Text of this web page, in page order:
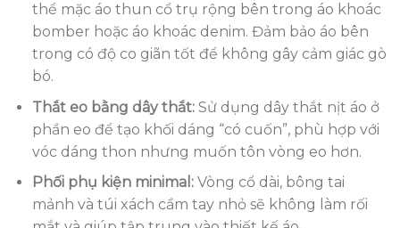
thể mặc áo thun cổ trụ rộng bên trong áo khoác
bomber hoặc áo khoác denim. Đảm bảo áo bên
trong có độ co giãn tốt để không gây cảm giác gò
bó.
Thắt eo bằng dây thắt:Sử dụng dây thắt nịt áo ở
phần eo để tạo khối dáng “có cuốn”, phù hợp với
vóc dáng thon nhưng muốn tôn vòng eo hơn.
Phối phụ kiện minimal:Vòng cổ dài, bông tai
mảnh và túi xách cầm tay nhỏ sẽ không làm rối